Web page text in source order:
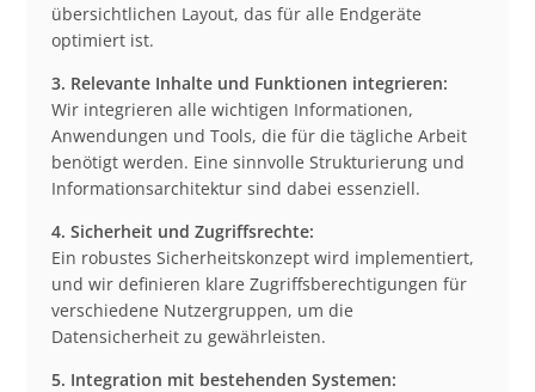
übersichtlichen Layout, das für alle Endgeräte
optimiert ist.
3. Relevante Inhalte und Funktionen integrieren:
Wir integrieren alle wichtigen Informationen,
Anwendungen und Tools, die für die tägliche Arbeit
benötigt werden. Eine sinnvolle Strukturierung und
Informationsarchitektur sind dabei essenziell.
4. Sicherheit und Zugriffsrechte:
Ein robustes Sicherheitskonzept wird implementiert,
und wir definieren klare Zugriffsberechtigungen für
verschiedene Nutzergruppen, um die
Datensicherheit zu gewährleisten.
5. Integration mit bestehenden Systemen: